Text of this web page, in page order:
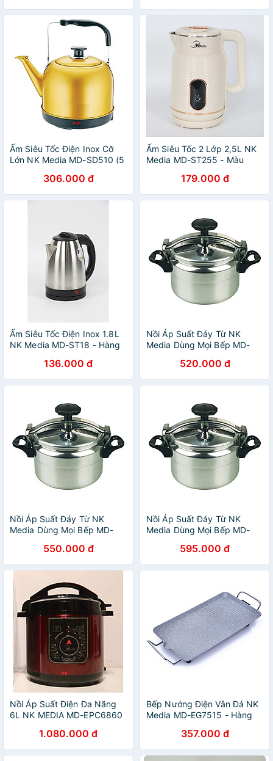
Ấm Siêu Tốc Điện Inox Cỡ
Lớn NK Media MD-SD510 (5
Chính Hãng306.000 đ
Ấm Siêu Tốc 2 Lớp 2,5L NK
Media MD-ST255 - Màu
179.000 đ
Ấm Siêu Tốc Điện Inox 1.8L
NK Media MD-ST18 - Hàng
136.000 đ
Nồi Áp Suất Đáy Từ NK
Media Dùng Mọi Bếp MD-
Nhiên - Hàng Chính Hãng
520.000 đ
Nồi Áp Suất Đáy Từ NK
Media Dùng Mọi Bếp MD-
Nhiên - Hàng Chính Hãng
550.000 đ
Nồi Áp Suất Đáy Từ NK
Media Dùng Mọi Bếp MD-
Nhiên - Hàng Chính Hãng
595.000 đ
Nồi Áp Suất Điện Đa Năng
6L NK MEDIA MD-EPC6860
Chính Hãng1.080.000 đ
Bếp Nướng Điện Vân Đá NK
Media MD-EG7515 - Hàng
357.000 đ